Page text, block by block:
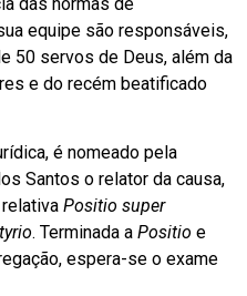
equipe são responsáveis,
50 servos de Deus, além da
e do recém beatificado
é nomeado pela
Santos o relator da causa,
Positio super
. Terminada a Positio e
espera-se o exame